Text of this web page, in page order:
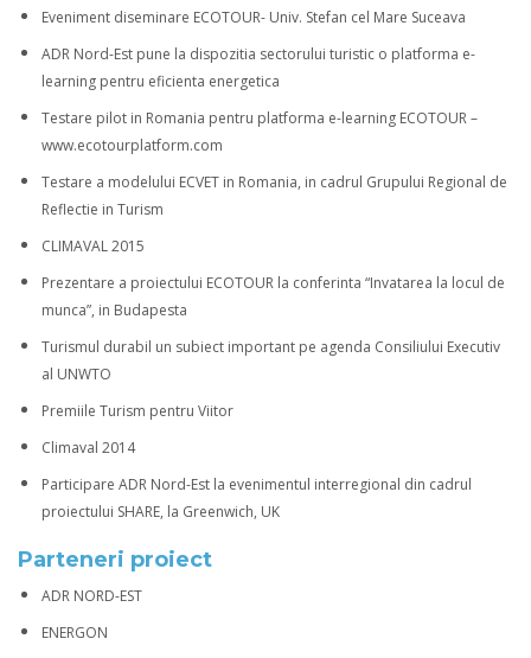
Eveniment diseminare ECOTOUR- Univ. Stefan cel Mare Suceava
ADR Nord-Est pune la dispozitia sectorului turistic o platforma e-
learning pentru eficienta energetica
Testare pilot in Romania pentru platforma e-learning ECOTOUR –
www.ecotourplatform.com
Testare a modelului ECVET in Romania, in cadrul Grupului Regional de
Reflectie in Turism
CLIMAVAL 2015
Prezentare a proiectului ECOTOUR la conferinta “Invatarea la locul de
munca”, in Budapesta
Turismul durabil un subiect important pe agenda Consiliului Executiv
al UNWTO
Premiile Turism pentru Viitor
Climaval 2014
Participare ADR Nord-Est la evenimentul interregional din cadrul
proiectului SHARE, la Greenwich, UK
Parteneri proiect
ADR NORD-EST
ENERGON